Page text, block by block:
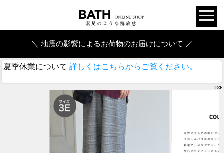
＼ 地震の影響によるお荷物のお届けについて ／
夏季休業について 詳しくはこちらからご覧ください。